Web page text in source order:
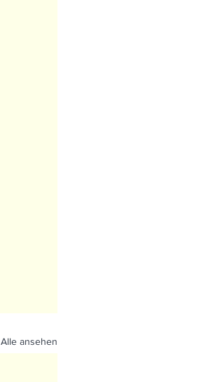
Alle ansehen